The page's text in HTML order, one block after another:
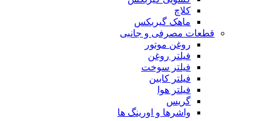
کلاچ
ماهک گیربکس
قطعات مصرفی و جانبی
روغن موتور
فیلتر روغن
فیلتر سوخت
فیلتر کابین
فیلتر هوا
گریس
واشرها و اورینگ‌ ها